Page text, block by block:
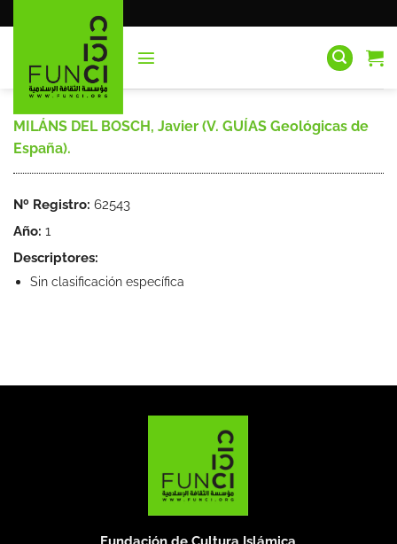
al
MILÁNS DEL BOSCH, Javier (V. GUÍAS Geológicas de
España).
Nº Registro: 62543
Año: 1
Descriptores:
Sin clasificación específica